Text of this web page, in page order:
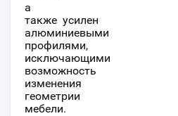
а
также усилен
алюминиевыми
профилями,
исключающими
возможность
изменения
геометрии
мебели.